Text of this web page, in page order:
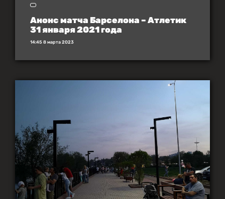
Анонс матча Барселона – Атлетик
31 января 2021 года
14:45 8 марта 2023